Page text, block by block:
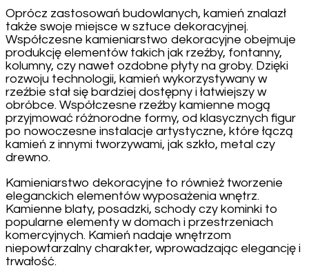
Oprócz zastosowań budowlanych, kamień znalazł
także swoje miejsce w sztuce dekoracyjnej.
Współczesne kamieniarstwo dekoracyjne obejmuje
produkcję elementów takich jak rzeźby, fontanny,
kolumny, czy nawet ozdobne płyty na groby. Dzięki
rozwoju technologii, kamień wykorzystywany w
rzeźbie stał się bardziej dostępny i łatwiejszy w
obróbce. Współczesne rzeźby kamienne mogą
przyjmować różnorodne formy, od klasycznych figur
po nowoczesne instalacje artystyczne, które łączą
kamień z innymi tworzywami, jak szkło, metal czy
drewno.
Kamieniarstwo dekoracyjne to również tworzenie
eleganckich elementów wyposażenia wnętrz.
Kamienne blaty, posadzki, schody czy kominki to
popularne elementy w domach i przestrzeniach
komercyjnych. Kamień nadaje wnętrzom
niepowtarzalny charakter, wprowadzając elegancję i
trwałość.